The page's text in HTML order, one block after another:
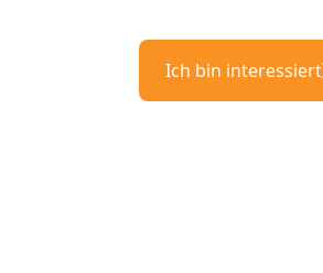
Ich bin interessiert